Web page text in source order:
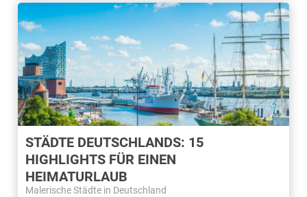
STÄDTE DEUTSCHLANDS: 15
HIGHLIGHTS FÜR EINEN
HEIMATURLAUB
Malerische Städte in Deutschland